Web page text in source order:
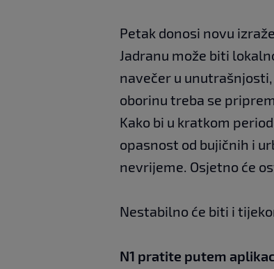
Petak donosi novu
Jadranu može biti
navečer u
oborinu treba se
Kako bi u kratkom
opasnost od bujičnih i
nevrijeme. Osjetno će
Nestabilno će biti i
N1 pratite putem